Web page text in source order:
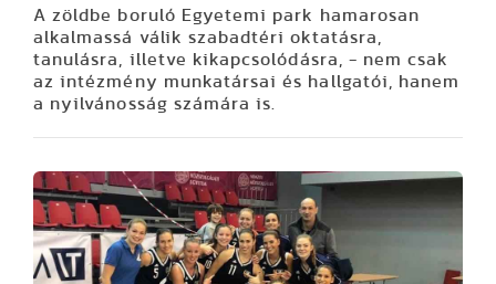
A zöldbe boruló Egyetemi park hamarosan
alkalmassá válik szabadtéri oktatásra,
tanulásra, illetve kikapcsolódásra, - nem csak
az intézmény munkatársai és hallgatói, hanem
a nyilvánosság számára is.